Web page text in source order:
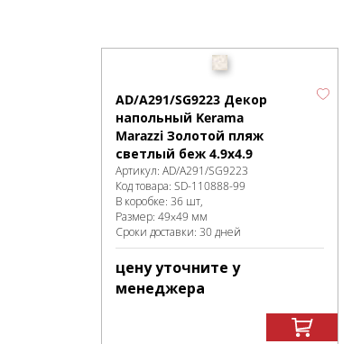
AD/A291/SG9223 Декор
напольный Kerama
Marazzi Золотой пляж
светлый беж 4.9x4.9
Артикул: AD/A291/SG9223
Код товара: SD-110888-99
В коробке: 36 шт,
Размер: 49x49 мм
Сроки доставки: 30 дней
цену уточните у
менеджера